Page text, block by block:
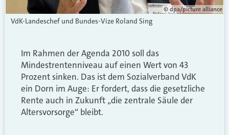
© dpa/picture alliance
VdK-Landeschef und Bundes-Vize Roland Sing
Im Rahmen der Agenda 2010 soll das
Mindestrentenniveau auf einen Wert von 43
Prozent sinken. Das ist dem Sozialverband VdK
ein Dorn im Auge: Er fordert, dass die gesetzliche
Rente auch in Zukunft „die zentrale Säule der
Altersvorsorge“ bleibt.